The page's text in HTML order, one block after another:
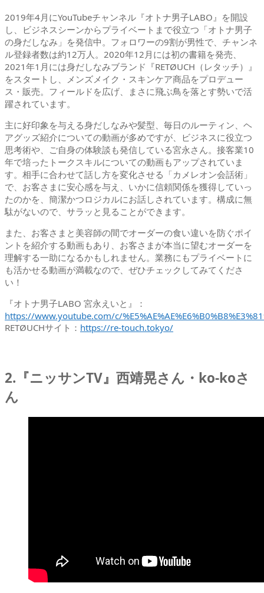
2019年4月にYouTubeチャンネル『オトナ男子LABO』を開設
し、ビジネスシーンからプライベートまで役立つ「オトナ男子
の身だしなみ」を発信中。フォロワーの9割が男性で、チャンネ
ル登録者数は約12万人。2020年12月には初の書籍を発売、
2021年1月には身だしなみブランド『RETØUCH（レタッチ）』
をスタートし、メンズメイク・スキンケア商品をプロデュー
ス・販売。フィールドを広げ、まさに飛ぶ鳥を落とす勢いで活
躍されています。
主に好印象を与える身だしなみや髪型、毎日のルーティン、ヘ
アグッズ紹介についての動画が多めですが、ビジネスに役立つ
思考術や、ご自身の体験談も発信している宮永さん。接客業10
年で培ったトークスキルについての動画もアップされていま
す。相手に合わせて話し方を変化させる「カメレオン会話術」
で、お客さまに安心感を与え、いかに信頼関係を獲得していっ
たのかを、簡潔かつロジカルにお話しされています。構成に無
駄がないので、サラッと見ることができます。
また、お客さまと美容師の間でオーダーの食い違いを防ぐポイ
ントを紹介する動画もあり、お客さまが本当に望むオーダーを
理解する一助になるかもしれません。業務にもプライベートに
も活かせる動画が満載なので、ぜひチェックしてみてくださ
い！
『オトナ男子LABO 宮永えいと』：
https://www.youtube.com/c/
RETØUCHサイト： https://re-touch.tokyo/
2.『ニッサンTV』西靖晃さん・ko-koさ
ん